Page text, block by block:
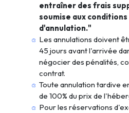
entraîner des frais
soumise aux
d'annulation."
Les annulations doivent
45 jours avant l'arrivée
négocier des pénalités,
contrat.
Toute annulation tardive
de 100% du prix de
Pour les réservations